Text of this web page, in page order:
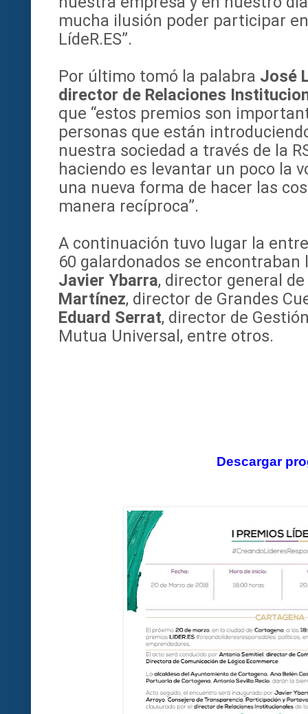
mucha ilusión poder participar
LídeR.ES”.
Por último tomó la palabra José
director de Relaciones
que “estos premios son
personas que están
nuestra sociedad a través de la
haciendo es levantar un poco la
una nueva forma de hacer las
manera recíproca”.
A continuación tuvo lugar la
60 galardonados se
Javier Ybarra, director general
Martínez, director de Grandes
Eduard Serrat, director de
Mutua Universal, entre otros.
Descargar